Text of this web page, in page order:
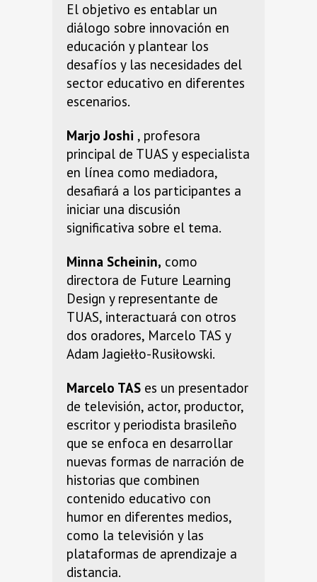
El objetivo es entablar un
diálogo sobre innovación en
educación y plantear los
desafíos y las necesidades del
sector educativo en diferentes
escenarios.
Marjo Joshi , profesora
principal de TUAS y especialista
en línea como mediadora,
desafiará a los participantes a
iniciar una discusión
significativa sobre el tema.
Minna Scheinin, como
directora de Future Learning
Design y representante de
TUAS, interactuará con otros
dos oradores, Marcelo TAS y
Adam Jagiełło-Rusiłowski.
Marcelo TAS es un presentador
de televisión, actor, productor,
escritor y periodista brasileño
que se enfoca en desarrollar
nuevas formas de narración de
historias que combinen
contenido educativo con
humor en diferentes medios,
como la televisión y las
plataformas de aprendizaje a
distancia.